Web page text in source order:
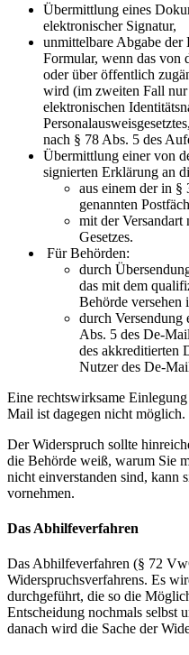
Übermittlung eines
elektronischer Signatur,
unmittelbare Abgabe
Formular, wenn das von
oder über öffentlich
wird (im zweiten Fall
elektronischen
nach § 78 Abs. 5 des
Übermittlung einer von
signierten Erklärung an
aus einem der in
genannten
mit der
Gesetzes.
Für Behörden:
durch
das mit dem
Behörde versehen
durch
Abs. 5 des De-
des akkreditierten
Nutzer des De-
Eine rechtswirksame
Mail ist dagegen nicht möglich.
Der Widerspruch sollte
die Behörde weiß, warum Sie
nicht einverstanden sind, kann
vornehmen.
Das Abhilfeverfahren
Das Abhilfeverfahren (§ 72
Widerspruchsverfahrens. Es
durchgeführt, die so die
Entscheidung nochmals selbst
danach wird die Sache der